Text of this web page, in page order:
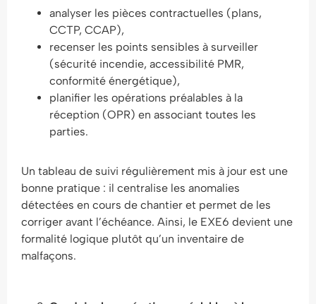
analyser les pièces contractuelles (plans,
CCTP, CCAP),
recenser les points sensibles à surveiller
(sécurité incendie, accessibilité PMR,
conformité énergétique),
planifier les opérations préalables à la
réception (OPR) en associant toutes les
parties.
Un tableau de suivi régulièrement mis à jour est une
bonne pratique : il centralise les anomalies
détectées en cours de chantier et permet de les
corriger avant l’échéance. Ainsi, le EXE6 devient une
formalité logique plutôt qu’un inventaire de
malfaçons.